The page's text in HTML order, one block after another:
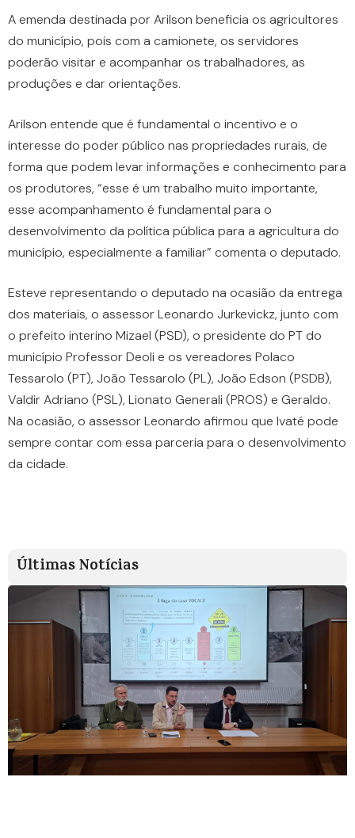
A emenda destinada por Arilson beneficia os agricultores
do município, pois com a camionete, os servidores
poderão visitar e acompanhar os trabalhadores, as
produções e dar orientações.
Arilson entende que é fundamental o incentivo e o
interesse do poder público nas propriedades rurais, de
forma que podem levar informações e conhecimento para
os produtores, “esse é um trabalho muito importante,
esse acompanhamento é fundamental para o
desenvolvimento da política pública para a agricultura do
município, especialmente a familiar” comenta o deputado.
Esteve representando o deputado na ocasião da entrega
dos materiais, o assessor Leonardo Jurkevickz, junto com
o prefeito interino Mizael (PSD), o presidente do PT do
município Professor Deoli e os vereadores Polaco
Tessarolo (PT), João Tessarolo (PL), João Edson (PSDB),
Valdir Adriano (PSL), Lionato Generali (PROS) e Geraldo.
Na ocasião, o assessor Leonardo afirmou que Ivaté pode
sempre contar com essa parceria para o desenvolvimento
da cidade.
Últimas Notícias